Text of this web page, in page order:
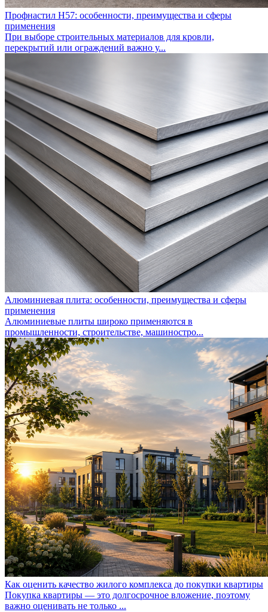
Профнастил Н57: особенности, преимущества и сферы
применения
При выборе строительных материалов для кровли,
перекрытий или ограждений важно у...
Алюминиевая плита: особенности, преимущества и сферы
применения
Алюминиевые плиты широко применяются в
промышленности, строительстве, машиностро...
Как оценить качество жилого комплекса до покупки квартиры
Покупка квартиры — это долгосрочное вложение, поэтому
важно оценивать не только ...